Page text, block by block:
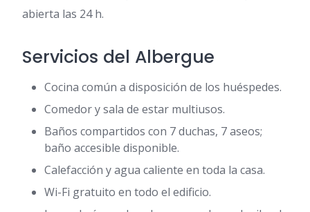
abierta las 24 h.
Servicios del Albergue
Cocina común a disposición de los huéspedes.
Comedor y sala de estar multiusos.
Baños compartidos con 7 duchas, 7 aseos;
baño accesible disponible.
Calefacción y agua caliente en toda la casa.
Wi-Fi gratuito en todo el edificio.